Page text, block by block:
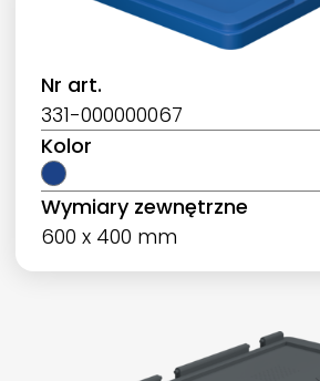
Nr art.
331-000000067
Kolor
Wymiary zewnętrzne
600 x 400 mm